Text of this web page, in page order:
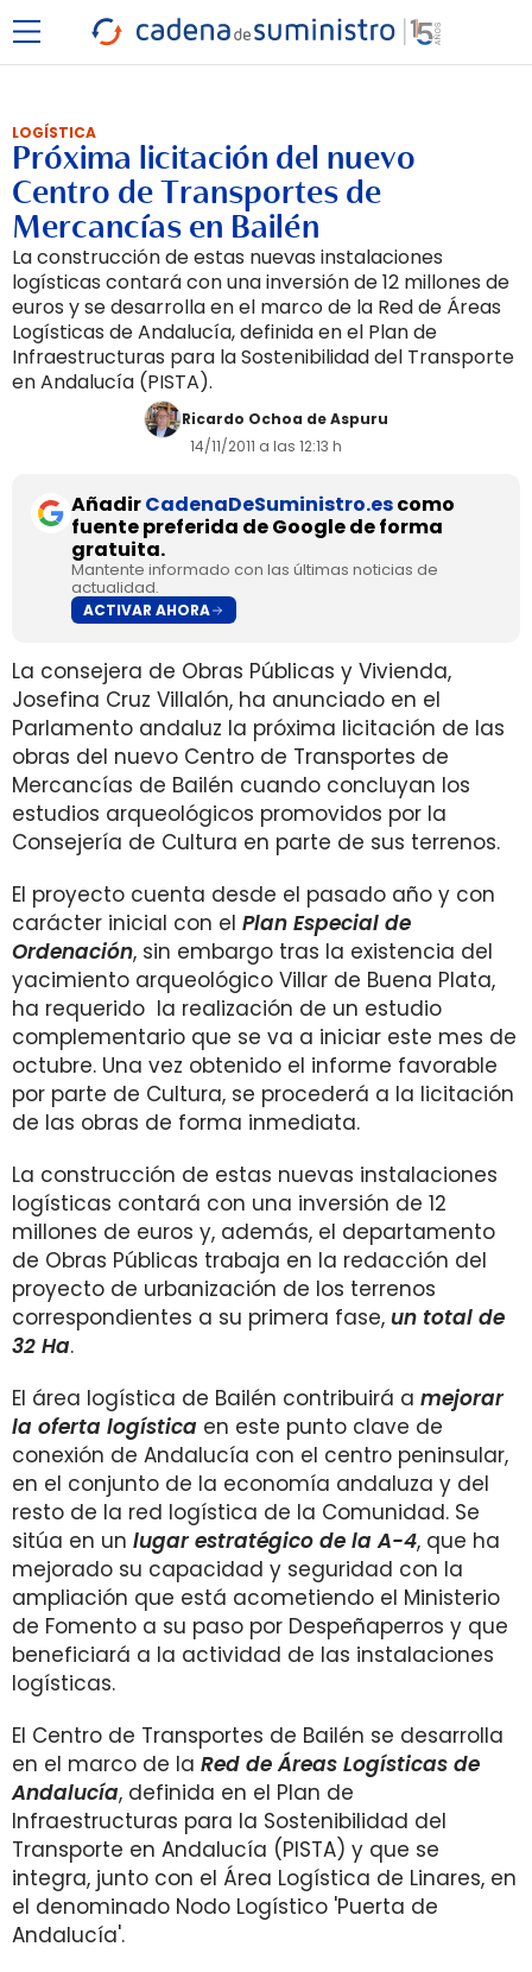
LOGÍSTICA
Próxima licitación del nuevo
Centro de Transportes de
Mercancías en Bailén
La construcción de estas nuevas instalaciones
logísticas contará con una inversión de 12 millones de
euros y se desarrolla en el marco de la Red de Áreas
Logísticas de Andalucía, definida en el Plan de
Infraestructuras para la Sostenibilidad del Transporte
en Andalucía (PISTA).
Ricardo Ochoa de Aspuru
14/11/2011 a las 12:13 h
AñadirCadenaDeSuministro.escomo
fuente preferida de Google de forma
gratuita.
Mantente informado con las últimas noticias de
actualidad.
ACTIVAR AHORA
La consejera de Obras Públicas y Vivienda,
Josefina Cruz Villalón, ha anunciado en el
Parlamento andaluz la próxima licitación de las
obras del nuevo Centro de Transportes de
Mercancías de Bailén cuando concluyan los
estudios arqueológicos promovidos por la
Consejería de Cultura en parte de sus terrenos.
El proyecto cuenta desde el pasado año y con
carácter inicial con el Plan Especial de
Ordenación, sin embargo tras la existencia del
yacimiento arqueológico Villar de Buena Plata,
ha requerido la realización de un estudio
complementario que se va a iniciar este mes de
octubre. Una vez obtenido el informe favorable
por parte de Cultura, se procederá a la licitación
de las obras de forma inmediata.
La construcción de estas nuevas instalaciones
logísticas contará con una inversión de 12
millones de euros y, además, el departamento
de Obras Públicas trabaja en la redacción del
proyecto de urbanización de los terrenos
correspondientes a su primera fase, un total de
32 Ha.
El área logística de Bailén contribuirá a mejorar
la oferta logística en este punto clave de
conexión de Andalucía con el centro peninsular,
en el conjunto de la economía andaluza y del
resto de la red logística de la Comunidad. Se
sitúa en un lugar estratégico de la A-4, que ha
mejorado su capacidad y seguridad con la
ampliación que está acometiendo el Ministerio
de Fomento a su paso por Despeñaperros y que
beneficiará a la actividad de las instalaciones
logísticas.
El Centro de Transportes de Bailén se desarrolla
en el marco de la Red de Áreas Logísticas de
Andalucía, definida en el Plan de
Infraestructuras para la Sostenibilidad del
Transporte en Andalucía (PISTA) y que se
integra, junto con el Área Logística de Linares, en
el denominado Nodo Logístico 'Puerta de
Andalucía'.